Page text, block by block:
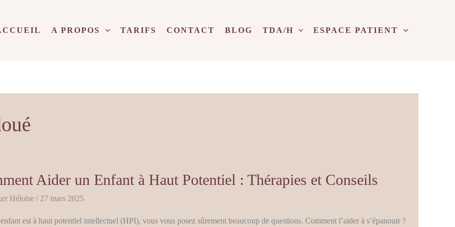
A PROPOS TARIFS CONTACT BLOG TDA/H ESPACE PATIENT
Aider un Enfant à Haut Potentiel : Thérapies et Conseils
Héloïse / 27 mars 2025
est à haut potentiel intellectuel (HPI), vous vous posez sûrement beaucoup de questions. Comment l’aider à s’épanouir ?